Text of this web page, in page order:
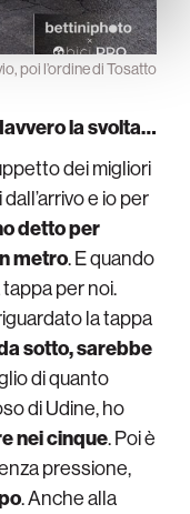
poi l’ordine di Tosatto
la svolta…
dei migliori
e io per
detto per
metro. E quando
per noi.
la tappa
sotto, sarebbe
di quanto
di Udine, ho
nei cinque. Poi è
pressione,
. Anche alla